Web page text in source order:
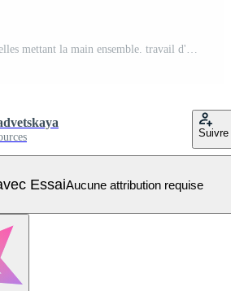
personnes multiculturelles mettant la main ensemble. travail d'équipe, amitié, unité, aide, égalité, soutien, partenariat, communauté, mouvement social, concept d'amitié. fort ensemble. illustration vectorielle. Vecteur Pro
Suivre
EssaiAucune attribution requise